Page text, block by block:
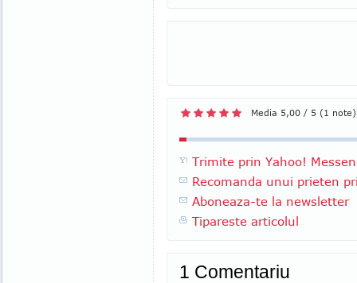
Media 5,00 / 5 (1 note)
Trimite prin Yahoo!
Recomanda unui prieten
Aboneaza-te la newsletter
Tipareste articolul
1 Comentariu